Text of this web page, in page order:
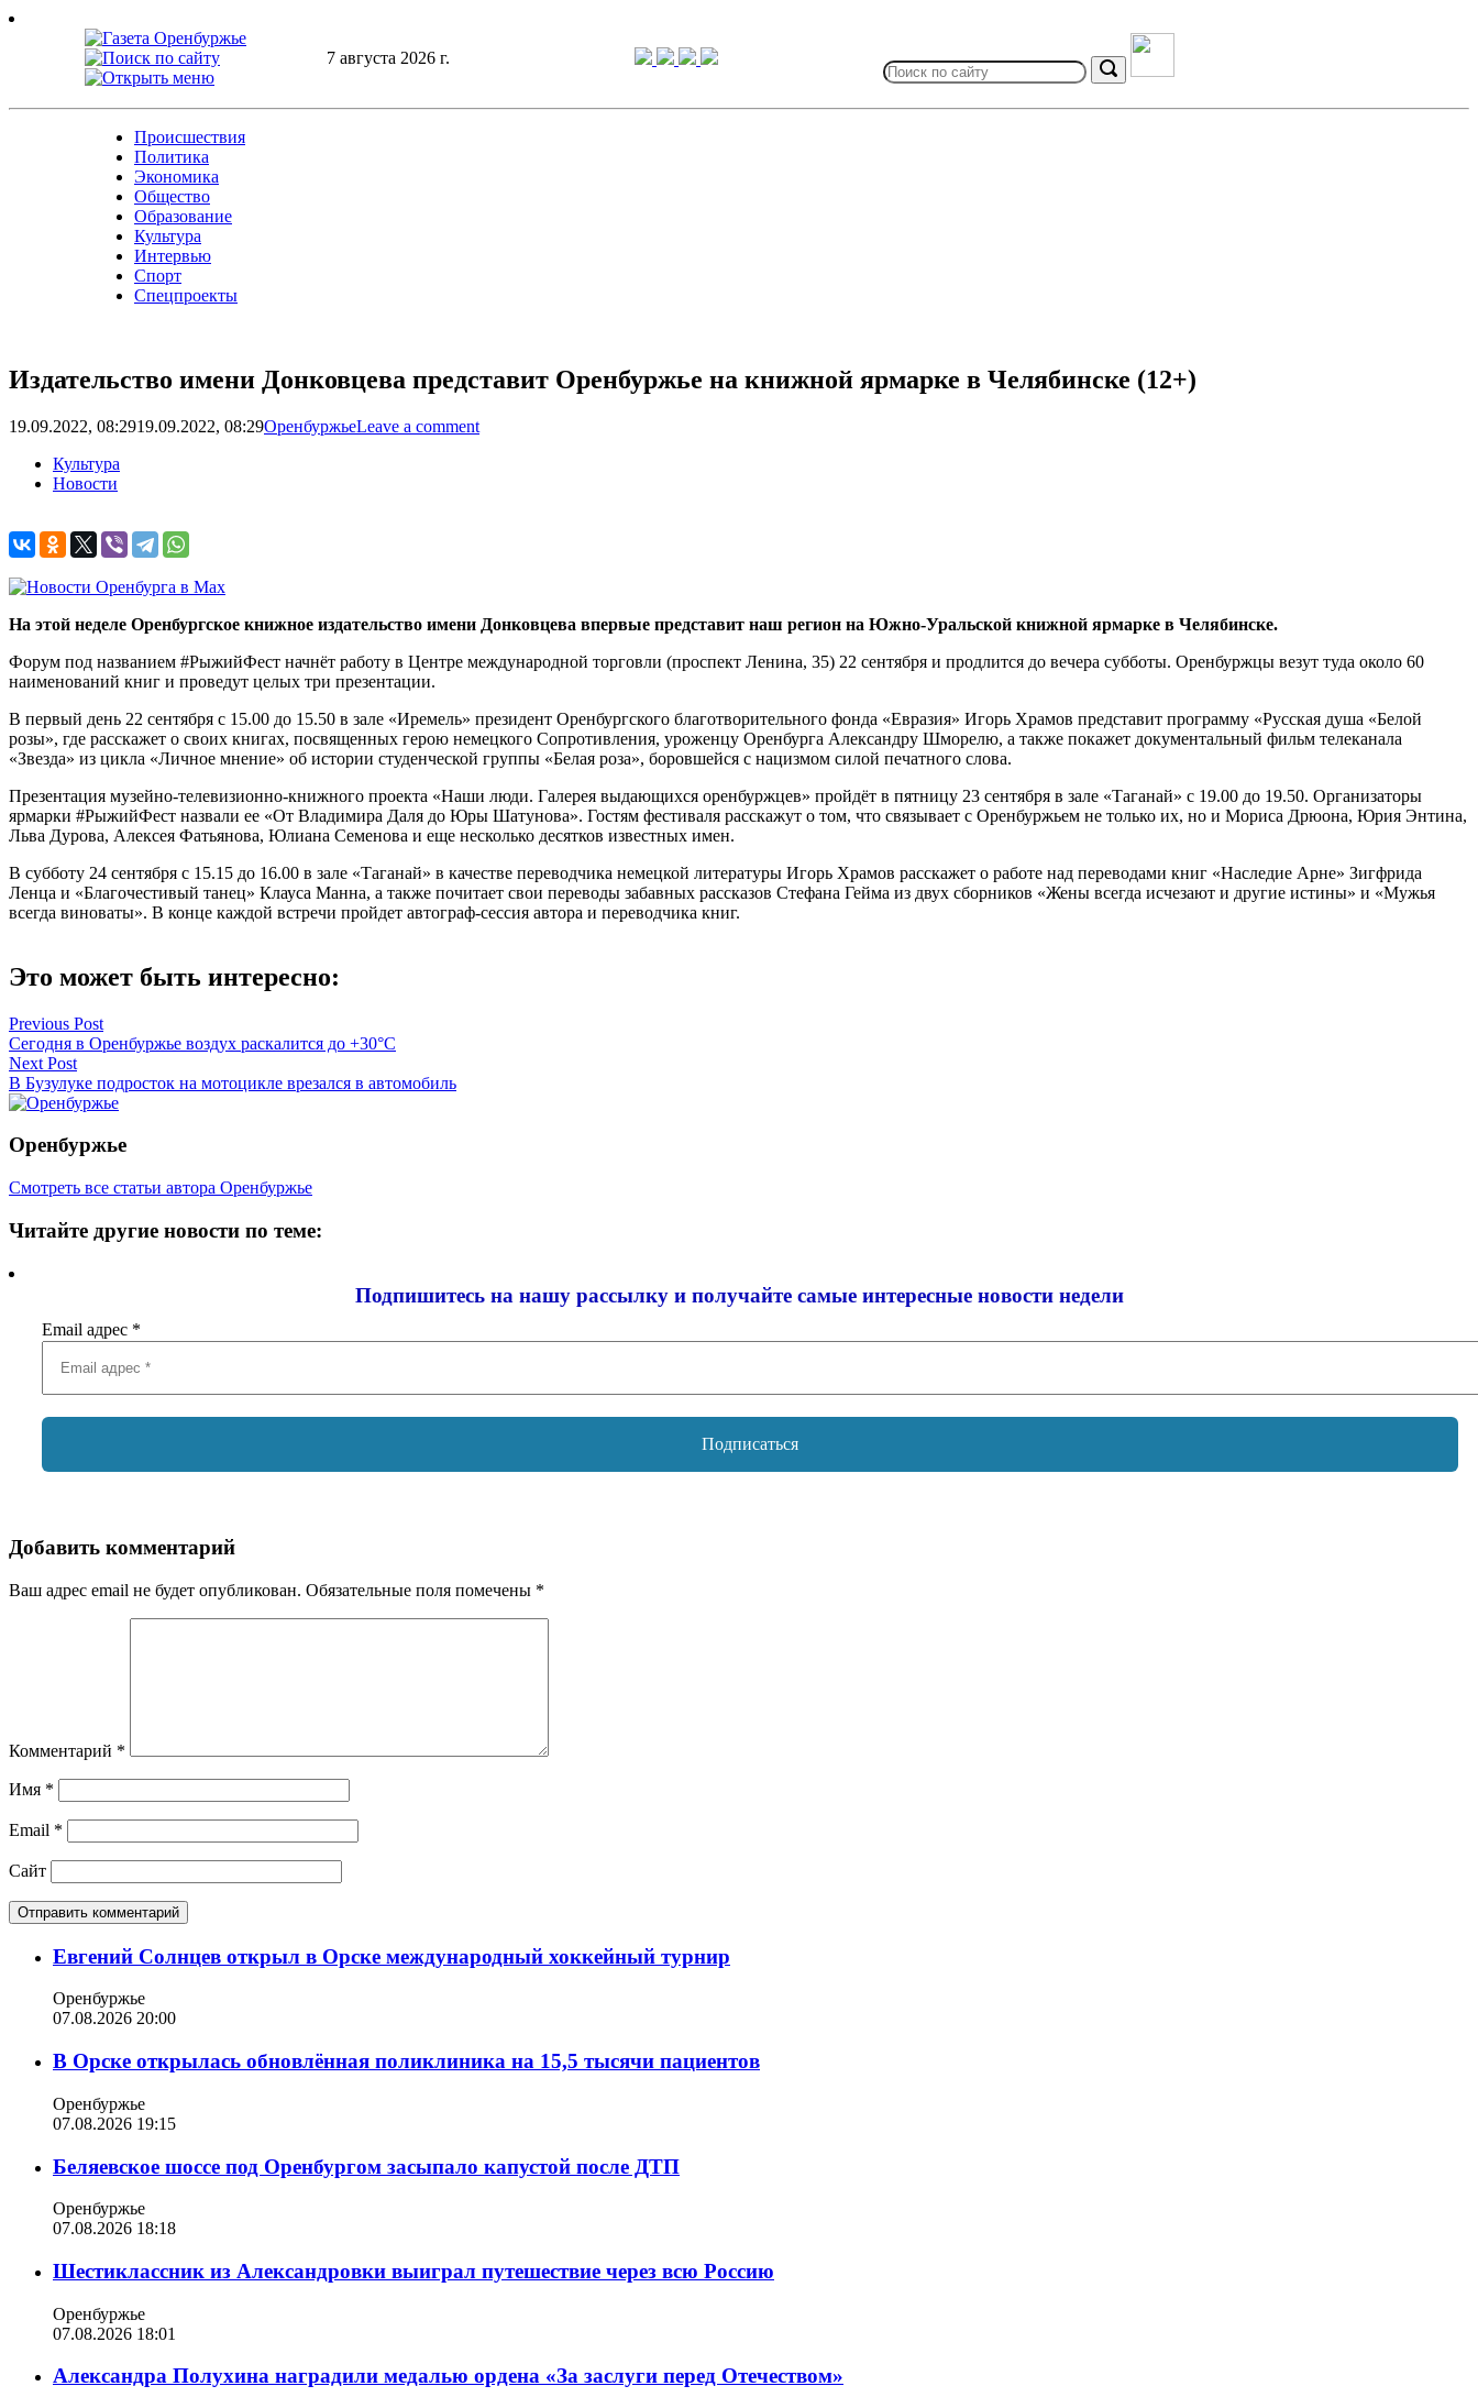
Skip
7 августа 2026 г.
for:
Search
Происшествия
Политика
Экономика
Общество
Образование
Культура
Интервью
Спорт
Спецпроекты
Издательство имени Донковцева представит Оренбуржье на книжной ярмарке в Челябинске (12+)
19.09.2022, 08:2919.09.2022, 08:29ОренбуржьеLeave a comment
Культура
Новости
На этой неделе Оренбургское книжное издательство имени Донковцева впервые представит наш регион на Южно-Уральской книжной ярмарке в Челябинске.
Форум под названием #РыжийФест начнёт работу в Центре международной торговли (проспект Ленина, 35) 22 сентября и продлится до вечера субботы. Оренбуржцы везут туда около 60
наименований книг и проведут целых три презентации.
В первый день 22 сентября с 15.00 до 15.50 в зале «Иремель» президент Оренбургского благотворительного фонда «Евразия» Игорь Храмов представит программу «Русская душа «Белой
розы», где расскажет о своих книгах, посвященных герою немецкого Сопротивления, уроженцу Оренбурга Александру Шморелю, а также покажет документальный фильм телеканала
«Звезда» из цикла «Личное мнение» об истории студенческой группы «Белая роза», боровшейся с нацизмом силой печатного слова.
Презентация музейно-телевизионно-книжного проекта «Наши люди. Галерея выдающихся оренбуржцев» пройдёт в пятницу 23 сентября в зале «Таганай» с 19.00 до 19.50. Организаторы
ярмарки #РыжийФест назвали ее «От Владимира Даля до Юры Шатунова». Гостям фестиваля расскажут о том, что связывает с Оренбуржьем не только их, но и Мориса Дрюона, Юрия Энтина,
Льва Дурова, Алексея Фатьянова, Юлиана Семенова и еще несколько десятков известных имен.
В субботу 24 сентября с 15.15 до 16.00 в зале «Таганай» в качестве переводчика немецкой литературы Игорь Храмов расскажет о работе над переводами книг «Наследие Арне» Зигфрида
Ленца и «Благочестивый танец» Клауса Манна, а также почитает свои переводы забавных рассказов Стефана Гейма из двух сборников «Жены всегда исчезают и другие истины» и «Мужья
всегда виноваты». В конце каждой встречи пройдет автограф-сессия автора и переводчика книг.
Это может быть интересно:
Навигация
по
записям
Previous Post
Сегодня в Оренбуржье воздух раскалится до +30°C
Next Post
В Бузулуке подросток на мотоцикле врезался в автомобиль
Оренбуржье
Смотреть все статьи автора Оренбуржье
Читайте другие новости по теме:
Подпишитесь на нашу рассылку и получайте самые интересные новости недели
Email адрес *
Добавить комментарий
Ваш адрес email не будет опубликован. Обязательные поля помечены *
Комментарий *
Имя *
Email *
Сайт
Евгений Солнцев открыл в Орске международный хоккейный турнир
Оренбуржье
07.08.2026 20:00
В Орске открылась обновлённая поликлиника на 15,5 тысячи пациентов
Оренбуржье
07.08.2026 19:15
Беляевское шоссе под Оренбургом засыпало капустой после ДТП
Оренбуржье
07.08.2026 18:18
Шестиклассник из Александровки выиграл путешествие через всю Россию
Оренбуржье
07.08.2026 18:01
Александра Полухина наградили медалью ордена «За заслуги перед Отечеством»